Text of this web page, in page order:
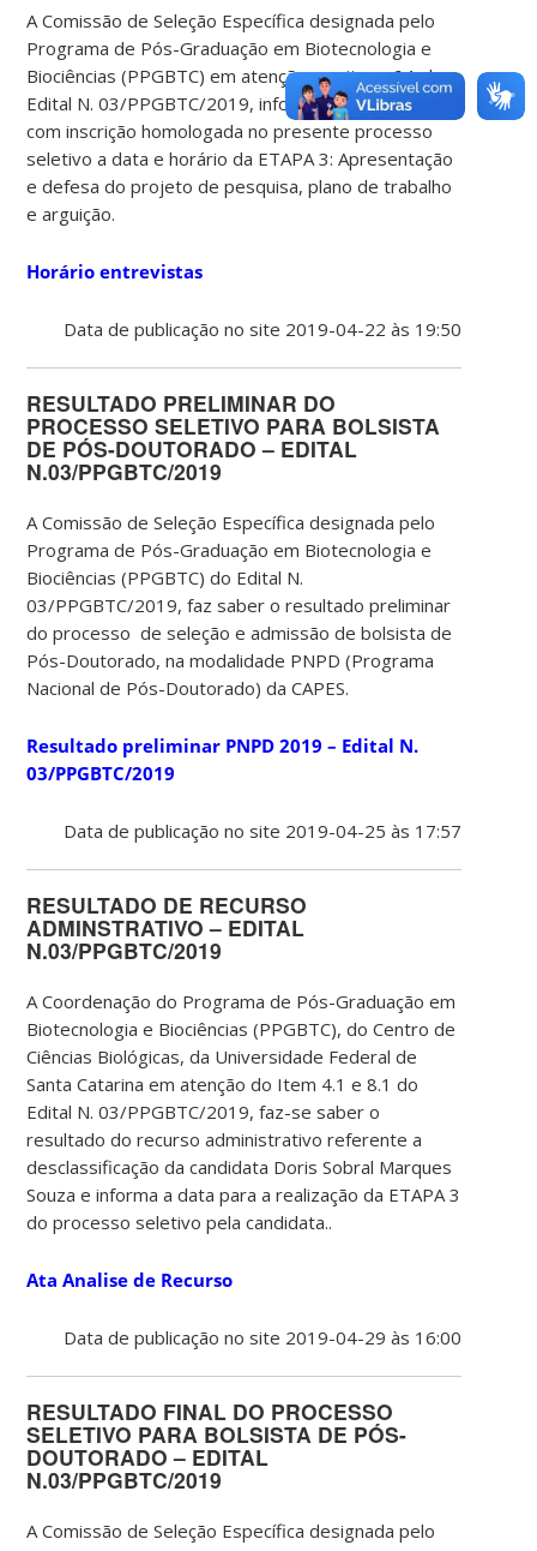
A Comissão de Seleção Específica designada pelo
Programa de Pós-Graduação em Biotecnologia e
Biociências (PPGBTC) em atenção aos itens 6.1 do
Edital N. 03/PPGBTC/2019, informa aos candidatos
com inscrição homologada no presente processo
seletivo a data e horário da ETAPA 3: Apresentação
e defesa do projeto de pesquisa, plano de trabalho
e arguição.
Horário entrevistas
Data de publicação no site 2019-04-22 às 19:50
RESULTADO PRELIMINAR DO
PROCESSO SELETIVO PARA BOLSISTA
DE PÓS-DOUTORADO – EDITAL
N.03/PPGBTC/2019
A Comissão de Seleção Específica designada pelo
Programa de Pós-Graduação em Biotecnologia e
Biociências (PPGBTC) do Edital N.
03/PPGBTC/2019, faz saber o resultado preliminar
do processo de seleção e admissão de bolsista de
Pós-Doutorado, na modalidade PNPD (Programa
Nacional de Pós-Doutorado) da CAPES.
Resultado preliminar PNPD 2019 – Edital N.
03/PPGBTC/2019
Data de publicação no site 2019-04-25 às 17:57
RESULTADO DE RECURSO
ADMINSTRATIVO – EDITAL
N.03/PPGBTC/2019
A Coordenação do Programa de Pós-Graduação em
Biotecnologia e Biociências (PPGBTC), do Centro de
Ciências Biológicas, da Universidade Federal de
Santa Catarina em atenção do Item 4.1 e 8.1 do
Edital N. 03/PPGBTC/2019, faz-se saber o
resultado do recurso administrativo referente a
desclassificação da candidata Doris Sobral Marques
Souza e informa a data para a realização da ETAPA 3
do processo seletivo pela candidata..
Ata Analise de Recurso
Data de publicação no site 2019-04-29 às 16:00
RESULTADO FINAL DO PROCESSO
SELETIVO PARA BOLSISTA DE PÓS-
DOUTORADO – EDITAL
N.03/PPGBTC/2019
A Comissão de Seleção Específica designada pelo